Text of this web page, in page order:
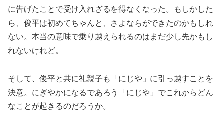
に告げたことで受け入れざるを得なくなった。もしかした
ら、俊平は初めてちゃんと、さよならができたのかもしれ
ない。本当の意味で乗り越えられるのはまだ少し先かもし
れないけれど。
そして、俊平と共に礼親子も「にじや」に引っ越すことを
決意。にぎやかになるであろう「にじや」でこれからどん
なことが起きるのだろうか。